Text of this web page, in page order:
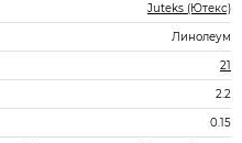
Juteks (Ютекс)
Линолеум
21
2.2
0.15